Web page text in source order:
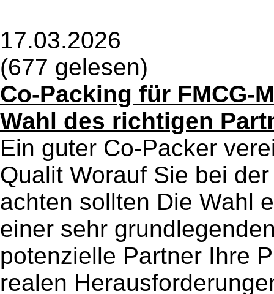
17.03.2026
(677 gelesen)
Co-Packing für FMCG-
Wahl des richtigen
Ein guter Co-Packer
Qualit Worauf Sie bei
achten sollten Die Wahl
einer sehr
potenzielle Partner Ihre
realen